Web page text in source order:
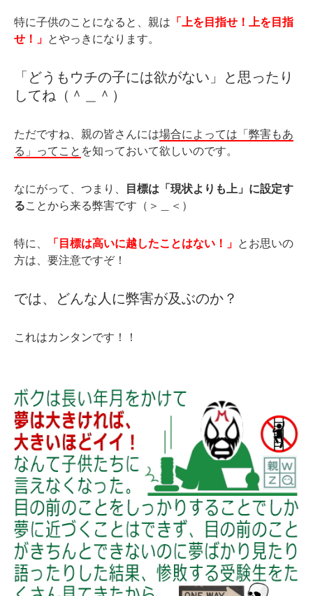
特に子供のことになると、親は 「上を目指せ！上を目指
せ！」 とやっきになります。
「どうもウチの子には欲がない」と思ったり
してね（＾＿＾）
ただですね、親の皆さんには場合によっては「弊害もあ
る」ってこと を知っておいて欲しいのです。
なにがって、つまり、
目標は「現状よりも上」に設定す
ることから来る弊害です（＞＿＜）
特に、 「目標は高いに越したことはない！」 とお思いの
方は、要注意ですぞ！
では、どんな人に弊害が及ぶのか？
これはカンタンです！！